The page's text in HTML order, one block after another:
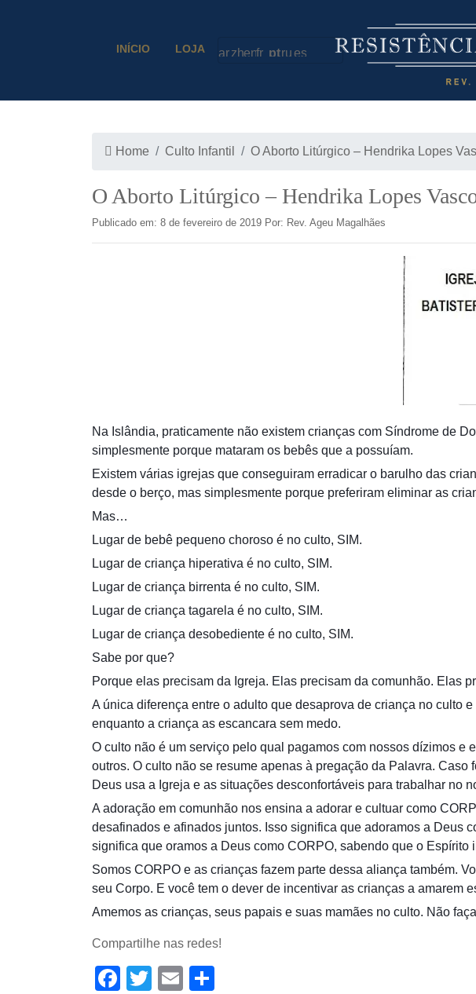
INÍCIO LOJA
Home Culto Infantil O Aborto Litúrgico – Hendrika Lopes
O Aborto Litúrgico – Hendrika Lopes
Publicado em: 8 de fevereiro de 2019 Por: Rev. Ageu Magalhães
Na Islândia, praticamente não existem crianças com Síndrome de
simplesmente porque mataram os bebês que a possuíam.
Existem várias igrejas que conseguiram erradicar o barulho das
desde o berço, mas simplesmente porque preferiram eliminar as
Mas…
Lugar de bebê pequeno choroso é no culto, SIM.
Lugar de criança hiperativa é no culto, SIM.
Lugar de criança birrenta é no culto, SIM.
Lugar de criança tagarela é no culto, SIM.
Lugar de criança desobediente é no culto, SIM.
Sabe por que?
Porque elas precisam da Igreja. Elas precisam da comunhão. Elas
A única diferença entre o adulto que desaprova de criança no culto
enquanto a criança as escancara sem medo.
O culto não é um serviço pelo qual pagamos com nossos dízimos
outros. O culto não se resume apenas à pregação da Palavra.
Deus usa a Igreja e as situações desconfortáveis para trabalhar no
A adoração em comunhão nos ensina a adorar e cultuar como
desafinados e afinados juntos. Isso significa que adoramos a Deus
significa que oramos a Deus como CORPO, sabendo que o
Somos CORPO e as crianças fazem parte dessa aliança também.
seu Corpo. E você tem o dever de incentivar as crianças a amarem
Amemos as crianças, seus papais e suas mamães no culto. Não
Compartilhe nas redes!
Facebook
TwitterEmail